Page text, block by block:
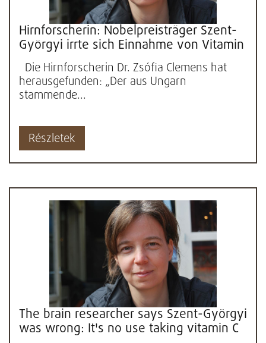
Hirnforscherin: Nobelpreisträger Szent-
Györgyi irrte sich Einnahme von Vitamin
C ist sinnlos
Die Hirnforscherin Dr. Zsófia Clemens hat
herausgefunden: „Der aus Ungarn
stammende...
Részletek
The brain researcher says Szent-Györgyi
was wrong: It's no use taking vitamin C